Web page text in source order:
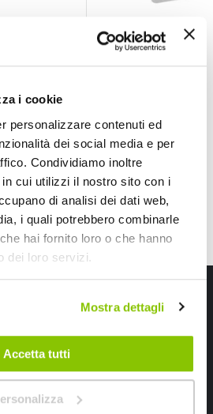
i cookie
personalizzare contenuti ed
dei social media e per
Condividiamo inoltre
cui utilizzi il nostro sito con i
di analisi dei dati web,
i quali potrebbero combinarle
hai fornito loro o che hanno
dei loro servizi.
Mostra dettagli
Accetta tutti
2 din Mazda 2 2008> -
Installazione
PHONOCAR
speciale
Spedizione gratuita!